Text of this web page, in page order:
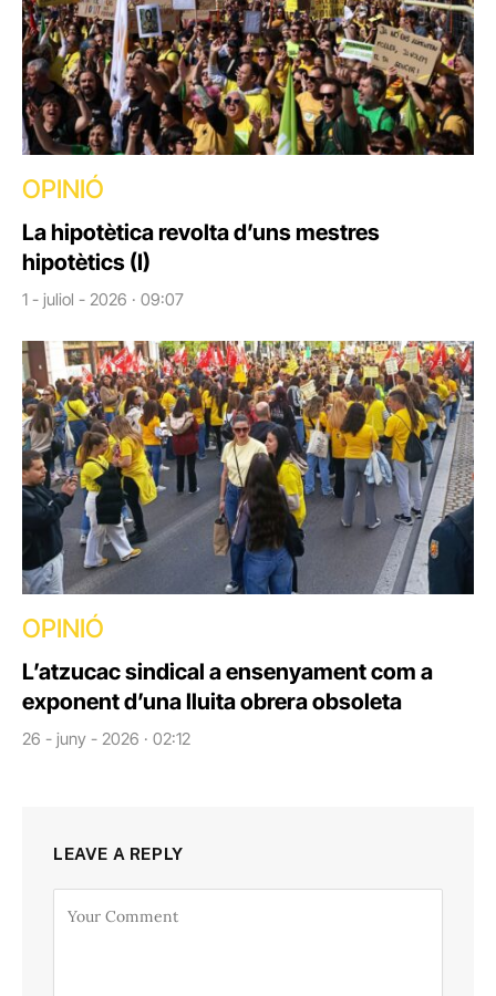
OPINIÓ
La hipotètica revolta d’uns mestres
hipotètics (I)
1 - juliol - 2026 · 09:07
OPINIÓ
L’atzucac sindical a ensenyament com a
exponent d’una lluita obrera obsoleta
26 - juny - 2026 · 02:12
LEAVE A REPLY